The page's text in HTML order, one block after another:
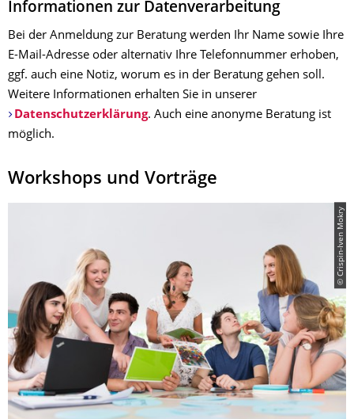
Informationen zur Datenverarbeitung
Bei der Anmeldung zur Beratung werden Ihr Name sowie Ihre
E-Mail-Adresse oder alternativ Ihre Telefonnummer erhoben,
ggf. auch eine Notiz, worum es in der Beratung gehen soll.
Weitere Informationen erhalten Sie in unserer
Datenschutzerklärung. Auch eine anonyme Beratung ist
möglich.
Workshops und Vorträge
© Crispin-Iven Mokry